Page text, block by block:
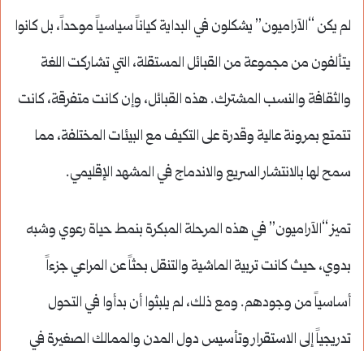
لم يكن “الآراميون” يشكلون في البداية كياناً سياسياً موحداً، بل كانوا
يتألفون من مجموعة من القبائل المستقلة، التي تشاركت اللغة
والثقافة والنسب المشترك. هذه القبائل، وإن كانت متفرقة، كانت
تتمتع بمرونة عالية وقدرة على التكيف مع البيئات المختلفة، مما
سمح لها بالانتشار السريع والاندماج في المشهد الإقليمي.
تميز “الآراميون” في هذه المرحلة المبكرة بنمط حياة رعوي وشبه
بدوي، حيث كانت تربية الماشية والتنقل بحثاً عن المراعي جزءاً
أساسياً من وجودهم. ومع ذلك، لم يلبثوا أن بدأوا في التحول
تدريجياً إلى الاستقرار وتأسيس دول المدن والممالك الصغيرة في